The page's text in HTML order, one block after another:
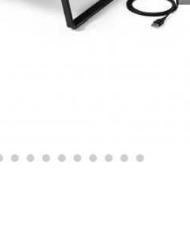
10 11 12 13 14 15 16